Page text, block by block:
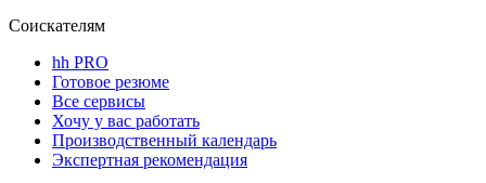
Соискателям
hh PRO
Готовое резюме
Все сервисы
Хочу у вас работать
Производственный календарь
Экспертная рекомендация